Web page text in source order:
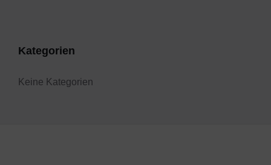
Kategorien
Keine Kategorien